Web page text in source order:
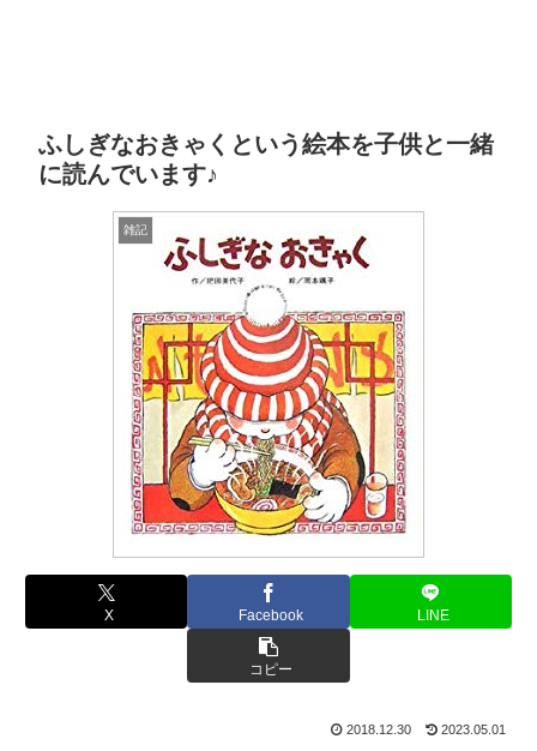
ふしぎなおきゃくという絵本を子供と一緒
に読んでいます♪
雑記
X Facebook LINE
コピー
2018.12.30 2023.05.01